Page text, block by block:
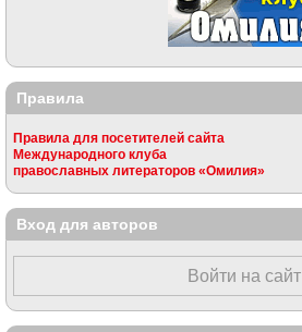
Правила
Правила для посетителей сайта
Международного клуба
православных литераторов «Омилия»
Вход для авторов
Войти на сайт